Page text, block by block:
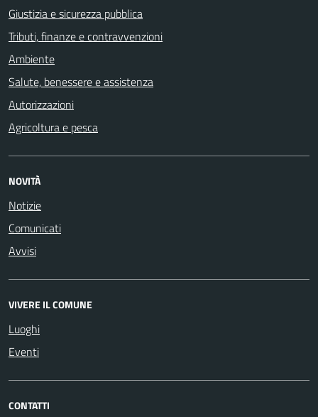
Giustizia e sicurezza pubblica
Tributi, finanze e contravvenzioni
Ambiente
Salute, benessere e assistenza
Autorizzazioni
Agricoltura e pesca
NOVITÀ
Notizie
Comunicati
Avvisi
VIVERE IL COMUNE
Luoghi
Eventi
CONTATTI